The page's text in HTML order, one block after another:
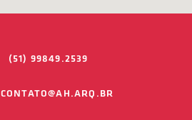
(51) 99849.2539
CONTATO@AH.ARQ.BR